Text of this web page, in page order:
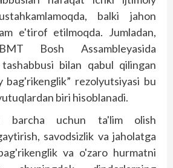
balki jahon
e'tirof etilmoqda. Jumladan,
Bosh Assambleyasida
bilan qabul qilingan
bag'rikenglik” rezolyutsiyasi bu
biri hisoblanadi.
barcha uchun ta'lim olish
savodsizlik va jaholatga
va o'zaro hurmatni